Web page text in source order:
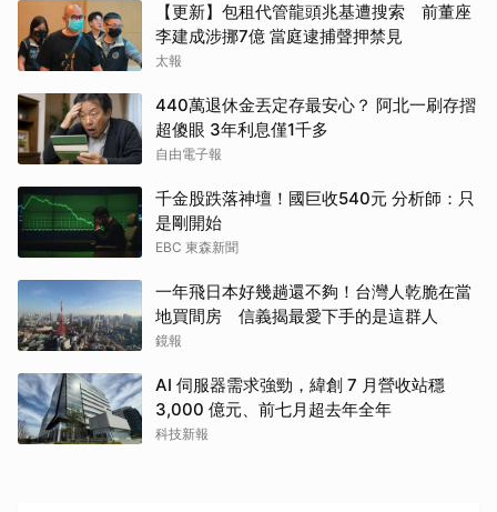
【更新】包租代管龍頭兆基遭搜索 前董座
李建成涉挪7億 當庭逮捕聲押禁見
太報
440萬退休金丟定存最安心？ 阿北一刷存摺
超傻眼 3年利息僅1千多
自由電子報
千金股跌落神壇！國巨收540元 分析師：只
是剛開始
EBC 東森新聞
一年飛日本好幾趟還不夠！台灣人乾脆在當
地買間房 信義揭最愛下手的是這群人
鏡報
AI 伺服器需求強勁，緯創 7 月營收站穩
3,000 億元、前七月超去年全年
科技新報